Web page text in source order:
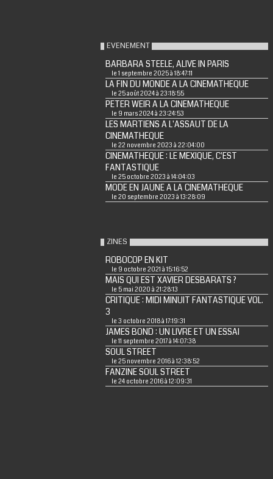
EVENEMENT
BARBARA STEELE, ALIVE IN PARIS
le 1 septembre 2025 à 18:47:11
LA FIN DU MONDE A LA CINEMATHEQUE
le 25 août 2024 à 23:18:55
PETER WEIR A LA CINEMATHEQUE
le 9 mars 2024 à 23:24:53
LES MARTIENS A L'ASSAUT DE LA
CINEMATHEQUE
le 22 novembre 2023 à 22:04:00
CINEMATHEQUE : LE MEXIQUE, C'EST
FANTASTIQUE
le 25 octobre 2023 à 14:04:03
MODE EN JAUNE A LA CINEMATHEQUE
le 20 septembre 2023 à 13:28:09
ZINES
ROBOCOP EN KIT
le 9 octobre 2021 à 15:16:52
MAIS QUI EST XAVIER DESBARATS ?
le 5 mai 2020 à 21:28:13
CRITIQUE : MIDI MINUIT FANTASTIQUE VOL.
3
le 3 octobre 2018 à 17:19:31
JAMES BOND : UN LIVRE ET UN ESSAI
le 11 septembre 2017 à 14:07:38
SOUL STREET
le 25 novembre 2016 à 12:38:52
FANZINE SOUL STREET
le 24 octobre 2016 à 12:09:31